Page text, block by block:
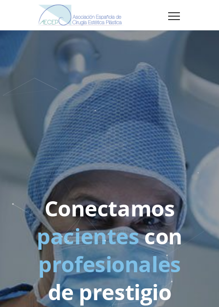
Conectamos
pacientescon
profesionales
de prestigio